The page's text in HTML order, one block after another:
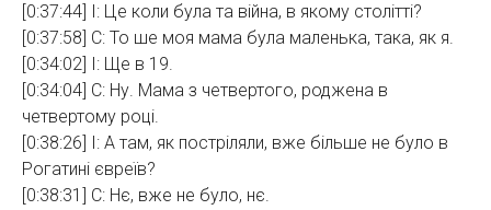
[0:37:44] І: Це коли була та війна, в якому столітті?
[0:37:58] С: То ше моя мама була маленька, така, як я.
[0:34:02] І: Ще в 19.
[0:34:04] С: Ну. Мама з четвертого, роджена в
четвертому році.
[0:38:26] І: А там, як постріляли, вже більше не було в
Рогатині євреїв?
[0:38:31] С: Нє, вже не було, нє.